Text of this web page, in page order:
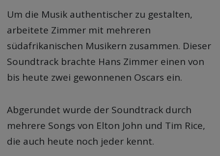
Um die Musik authentischer zu gestalten,
arbeitete Zimmer mit mehreren
südafrikanischen Musikern zusammen. Dieser
Soundtrack brachte Hans Zimmer einen von
bis heute zwei gewonnenen Oscars ein.
Abgerundet wurde der Soundtrack durch
mehrere Songs von Elton John und Tim Rice,
die auch heute noch jeder kennt.